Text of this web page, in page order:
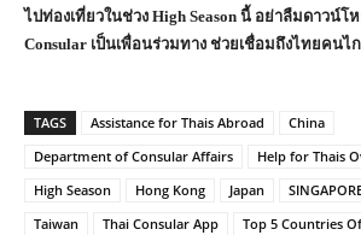
ไปท่องเที่ยวในช่วง High Season นี้ อย่าลืมดาวน์โ
Consular เป็นเพื่อนร่วมทาง ช่วยเชื่อมถึงไทยคนไ
TAGS Assistance for Thais Abroad
China
Department of Consular Affairs
Help for Thais
High Season
Hong Kong Japan
Taiwan
Thai Consular App
Top 5 Countries